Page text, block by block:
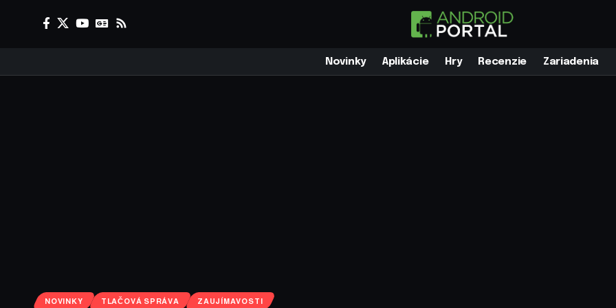
Novinky Aplikácie Hry Recenzie Zariadenia
NOVINKY TLAČOVÁ SPRÁVA ZAUJÍMAVOSTI